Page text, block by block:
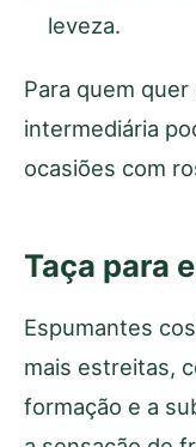
leveza.
Para quem
intermediária
ocasiões com
Taça para
Espumantes
mais estreitas,
formação e a